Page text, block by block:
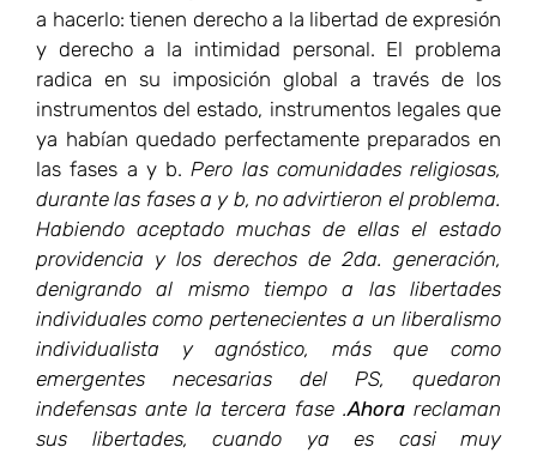
a hacerlo: tienen derecho a la libertad de expresión
y derecho a la intimidad personal. El problema
radica en su imposición global a través de los
instrumentos del estado, instrumentos legales que
ya habían quedado perfectamente preparados en
las fases a y b.Pero las comunidades religiosas,
durante las fases a y b, no advirtieron el problema.
Habiendo aceptado muchas de ellas el estado
providencia y los derechos de 2da. generación,
denigrando al mismo tiempo a las libertades
individuales como pertenecientes a un liberalismo
individualista y agnóstico, más que como
emergentes necesarias del PS, quedaron
indefensas ante la tercera fase .Ahora reclaman
sus libertades, cuando ya es casi muy